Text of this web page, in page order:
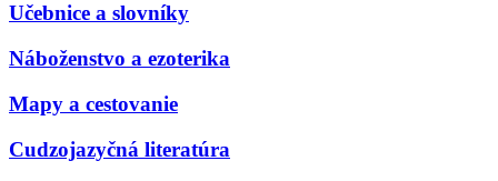
Učebnice a slovníky
Náboženstvo a ezoterika
Mapy a cestovanie
Cudzojazyčná literatúra